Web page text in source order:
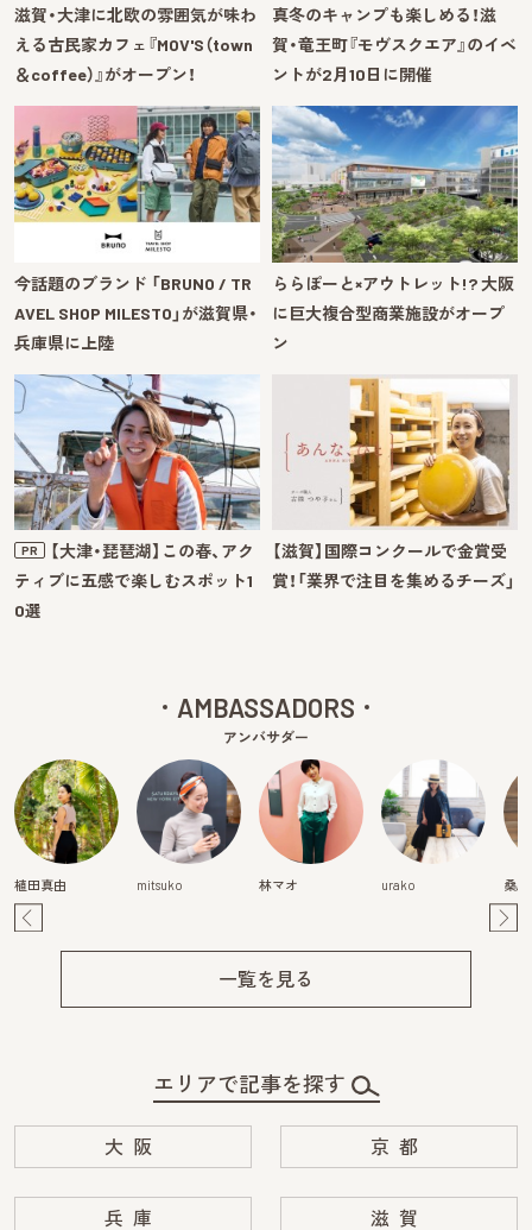
滋賀・大津に北欧の雰囲気が味わ
える古民家カフェ『MOV'S（town
＆coffee）』がオープン！
真冬のキャンプも楽しめる！滋
賀・竜王町『モヴスクエア』のイベ
ントが2月10日に開催
今話題のブランド 「BRUNO / TR
AVEL SHOP MILESTO」が滋賀県・
兵庫県に上陸
ららぽーと×アウトレット!? 大阪
に巨大複合型商業施設がオープ
ン
PR
【大津・琵琶湖】この春、アク
ティブに五感で楽しむスポット1
0選
【滋賀】国際コンクールで金賞受
賞！「業界で注目を集めるチーズ」
AMBASSADORS
アンバサダー
植田真由 mitsuko 林マオ urako 桑
一覧を見る
エリアで記事を探す
大阪 京都
兵庫 滋賀